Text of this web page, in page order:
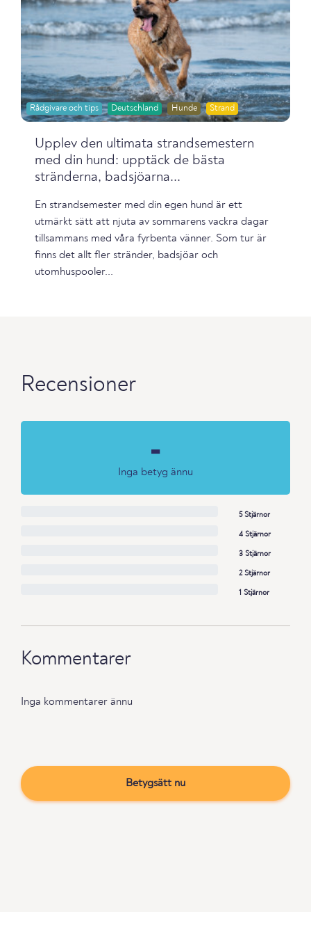
Rådgivare och tips Deutschland Hunde Strand
Upplev den ultimata strandsemestern
med din hund: upptäck de bästa
stränderna, badsjöarna...
En strandsemester med din egen hund är ett
utmärkt sätt att njuta av sommarens vackra dagar
tillsammans med våra fyrbenta vänner. Som tur är
finns det allt fler stränder, badsjöar och
utomhuspooler...
Recensioner
-
Inga betyg ännu
5 Stjärnor
4 Stjärnor
3 Stjärnor
2 Stjärnor
1 Stjärnor
Kommentarer
Inga kommentarer ännu
Betygsätt nu